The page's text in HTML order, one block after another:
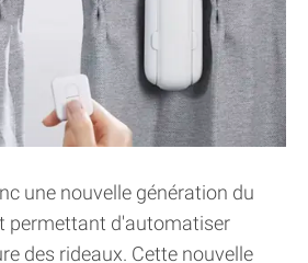
une nouvelle génération du
permettant d'automatiser
des rideaux. Cette nouvelle